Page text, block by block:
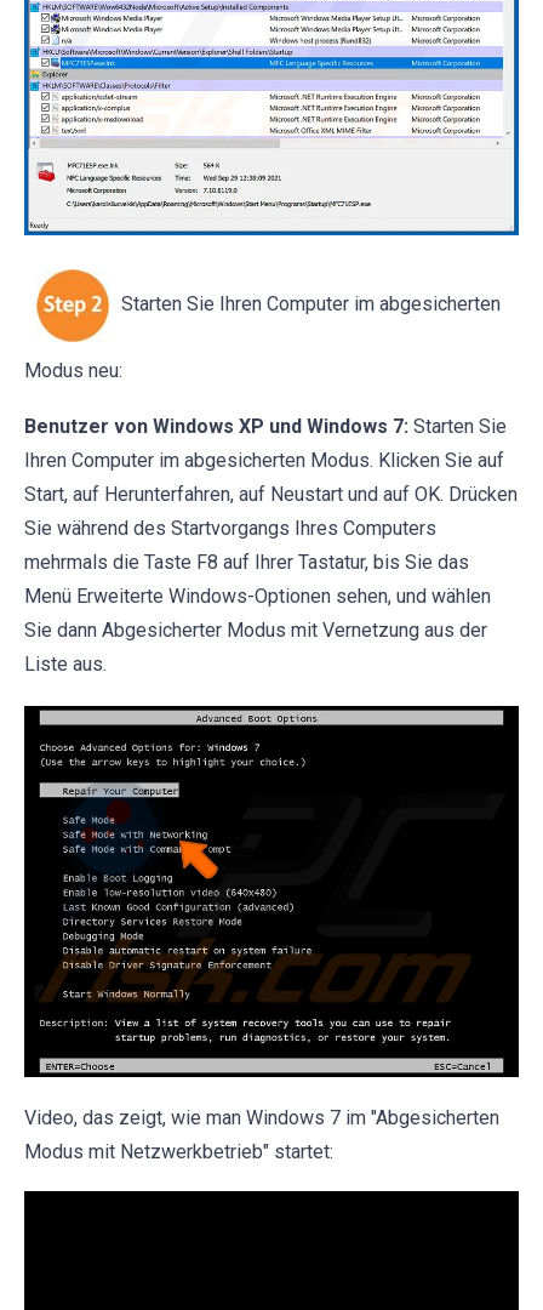
Starten Sie Ihren Computer im abgesicherten
Modus neu:
Benutzer von Windows XP und Windows 7: Starten Sie
Ihren Computer im abgesicherten Modus. Klicken Sie auf
Start, auf Herunterfahren, auf Neustart und auf OK. Drücken
Sie während des Startvorgangs Ihres Computers
mehrmals die Taste F8 auf Ihrer Tastatur, bis Sie das
Menü Erweiterte Windows-Optionen sehen, und wählen
Sie dann Abgesicherter Modus mit Vernetzung aus der
Liste aus.
Video, das zeigt, wie man Windows 7 im "Abgesicherten
Modus mit Netzwerkbetrieb" startet: